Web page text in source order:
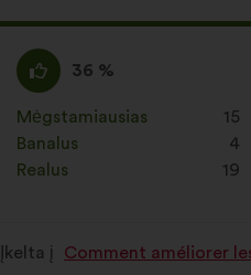
Pritariu
:
36 %
Šis
pasiūlymas
įvertintas
taip:
Mėgstamiausias
: 15
kartų
Banalus
: 4
kartų
Realus
: 19
kartų
Įkelta į Comment améliorer